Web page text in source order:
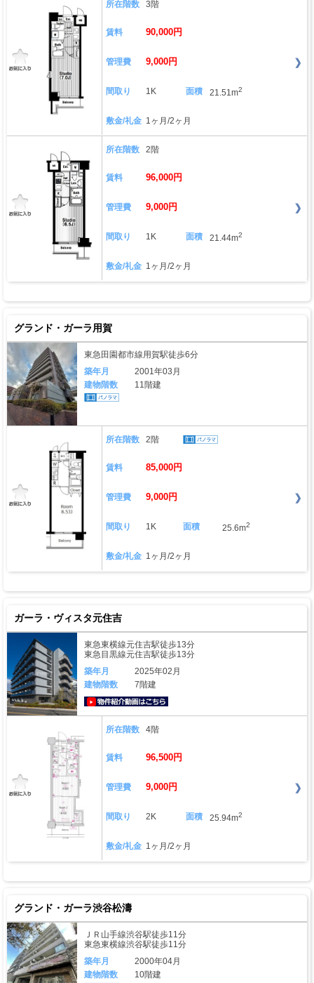
所在階数 3階
賃料 90,000円
管理費 9,000円
間取り 1K 面積 21.51m2
敷金/礼金 1ヶ月/2ヶ月
所在階数 2階
賃料 96,000円
管理費 9,000円
間取り 1K 面積 21.44m2
敷金/礼金 1ヶ月/2ヶ月
グランド・ガーラ用賀
東急田園都市線用賀駅徒歩6分
築年月
2001年03月
建物階数
11階建
所在階数 2階
賃料 85,000円
管理費 9,000円
間取り 1K 面積 25.6m2
敷金/礼金 1ヶ月/2ヶ月
ガーラ・ヴィスタ元住吉
東急東横線元住吉駅徒歩13分
東急目黒線元住吉駅徒歩13分
築年月
2025年02月
建物階数
7階建
所在階数 4階
賃料 96,500円
管理費 9,000円
間取り 2K 面積 25.94m2
敷金/礼金 1ヶ月/2ヶ月
グランド・ガーラ渋谷松濤
ＪＲ山手線渋谷駅徒歩11分
東急東横線渋谷駅徒歩11分
築年月
2000年04月
建物階数
10階建